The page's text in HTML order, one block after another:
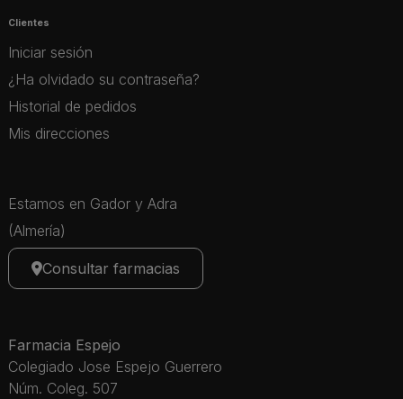
Clientes
Iniciar sesión
¿Ha olvidado su contraseña?
Historial de pedidos
Mis direcciones
Estamos en Gador y Adra
(Almería)
Consultar farmacias
Farmacia Espejo
Colegiado Jose Espejo Guerrero
Núm. Coleg. 507